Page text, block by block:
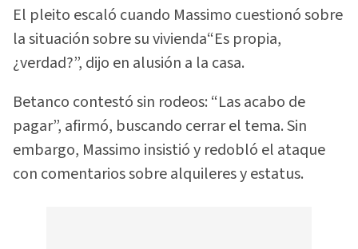
El pleito escaló cuando Massimo cuestionó sobre
la situación sobre su vivienda“Es propia,
¿verdad?”, dijo en alusión a la casa.
Betanco contestó sin rodeos: “Las acabo de
pagar”, afirmó, buscando cerrar el tema. Sin
embargo, Massimo insistió y redobló el ataque
con comentarios sobre alquileres y estatus.